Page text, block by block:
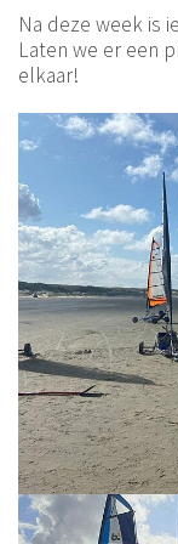
Na deze week is
Laten we er een
elkaar!